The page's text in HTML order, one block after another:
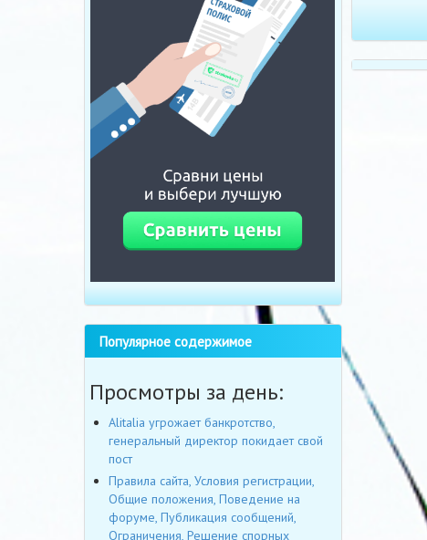
Популярное содержимое
Просмотры за день:
Alitalia угрожает банкротство,
генеральный директор покидает свой
пост
Правила сайта, Условия регистрации,
Общие положения, Поведение на
форуме, Публикация сообщений,
Ограничения, Решение спорных